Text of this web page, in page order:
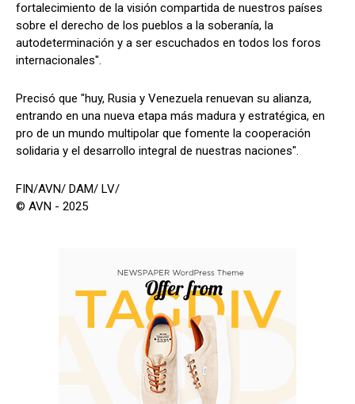
fortalecimiento de la visión compartida de nuestros países
sobre el derecho de los pueblos a la soberanía, la
autodeterminación y a ser escuchados en todos los foros
internacionales".
Precisó que "huy, Rusia y Venezuela renuevan su alianza,
entrando en una nueva etapa más madura y estratégica, en
pro de un mundo multipolar que fomente la cooperación
solidaria y el desarrollo integral de nuestras naciones".
FIN/AVN/ DAM/ LV/
© AVN - 2025